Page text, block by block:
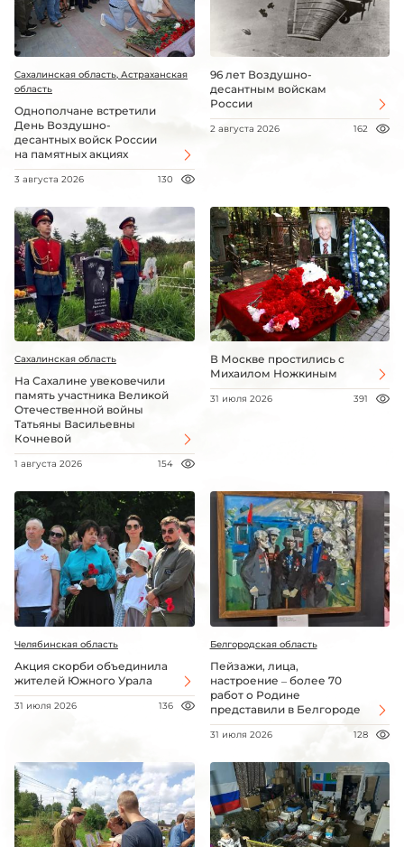
Сахалинская область, Астраханская
область
Однополчане встретили
День Воздушно-
десантных войск России
на памятных акциях
3 августа 2026 130
96 лет Воздушно-
десантным войскам
России
2 августа 2026 162
Сахалинская область
На Сахалине увековечили
память участника Великой
Отечественной войны
Татьяны Васильевны
Кочневой
1 августа 2026 154
В Москве простились с
Михаилом Ножкиным
31 июля 2026 391
Челябинская область
Акция скорби объединила
жителей Южного Урала
31 июля 2026 136
Белгородская область
Пейзажи, лица,
настроение – более 70
работ о Родине
представили в Белгороде
31 июля 2026 128